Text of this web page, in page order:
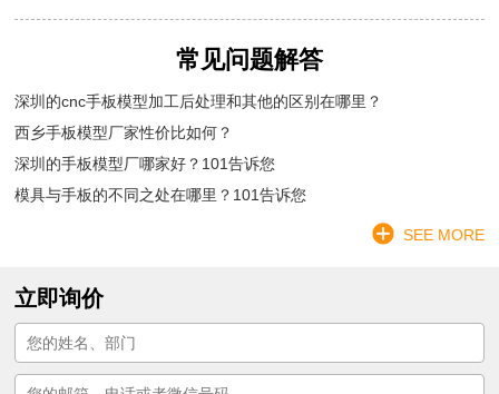
常见问题解答
深圳的cnc手板模型加工后处理和其他的区别在哪里？
西乡手板模型厂家性价比如何？
深圳的手板模型厂哪家好？101告诉您
模具与手板的不同之处在哪里？101告诉您
SEE MORE
立即询价